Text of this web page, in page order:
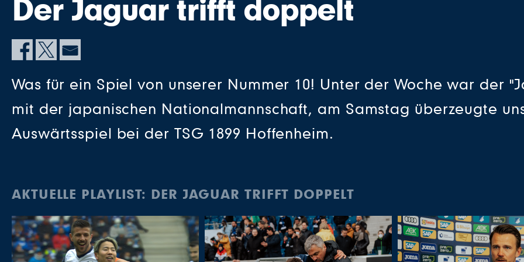
Der Jaguar trifft doppelt
Was für ein Spiel von unserer Nummer 10! Unter der Woche war der
mit der japanischen Nationalmannschaft, am Samstag überzeugte
Auswärtsspiel bei der TSG 1899 Hoffenheim.
AKTUELLE PLAYLIST: DER JAGUAR TRIFFT DOPPELT